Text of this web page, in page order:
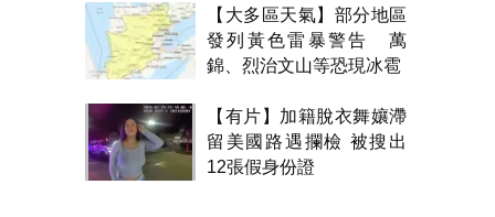
【大多區天氣】部分地區
發列黃色雷暴警告 萬
錦、烈治文山等恐現冰雹
【有片】加籍脫衣舞孃滯
留美國路遇攔檢 被搜出
12張假身份證